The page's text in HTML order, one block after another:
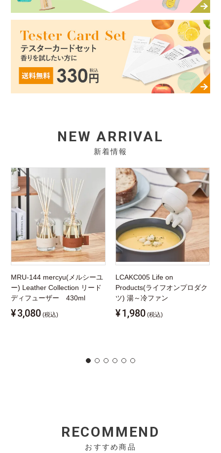
NEW ARRIVAL
新着情報
MRU-144 mercyu(メルシーユ
ー) Leather Collection リード
ディフューザー 430ml
¥3,080 (税込)
LCAKC005 Life on
Products(ライフオンプロダク
ツ) 湯～冷ファン
¥1,980 (税込)
RECOMMEND
おすすめ商品